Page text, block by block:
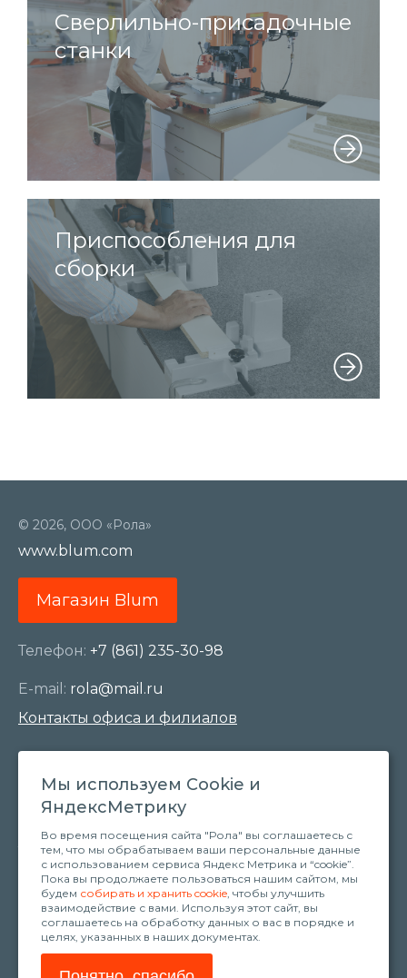
Сверлильно-присадочные
станки
Приспособления для
сборки
© 2026, ООО «Рола»
www.blum.com
Магазин Blum
Телефон: +7 (861) 235-30-98
E-mail: rola@mail.ru
Контакты офиса и филиалов
Выезд специалиста
Тест-драйв кухни
Учебный центр
Политика обработки персональных данных
Согласие на обработку персональных данных
Мы используем Сookie и
ЯндексМетрику
Во время посещения сайта "Рола" вы соглашаетесь с
тем, что мы обрабатываем ваши персональные данные
с использованием сервиса Яндекс Метрика и “cookie”.
Пока вы продолжаете пользоваться нашим сайтом, мы
будем собирать и хранить cookie, чтобы улучшить
взаимодействие с вами. Используя этот сайт, вы
соглашаетесь на обработку данных о вас в порядке и
целях, указанных в наших документах.